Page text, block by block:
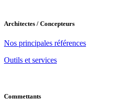
Architectes / Concepteurs
Nos principales références
Outils et services
Commettants